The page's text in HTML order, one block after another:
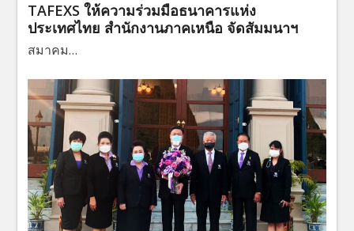
TAFEXS ให้ความร่วมมือธนาคารแห่ง
ประเทศไทย สำนักงานภาคเหนือ จัดสัมมนาฯ
สมาคม…